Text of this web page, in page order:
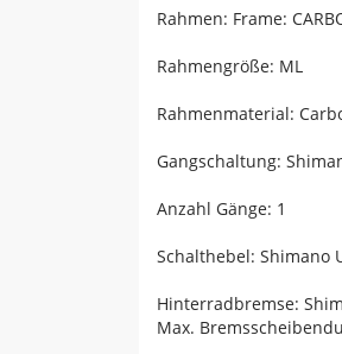
Rahmen: Frame:
Rahmengröße: ML
Rahmenmaterial:
Gangschaltung:
Anzahl Gänge: 1
Schalthebel: Shimano
Hinterradbremse:
Max. Bremsscheibendu